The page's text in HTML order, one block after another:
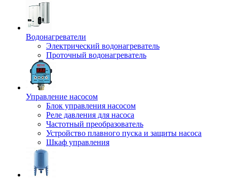
Водонагреватели
Электрический водонагреватель
Проточный водонагреватель
Управление насосом
Блок управления насосом
Реле давления для насоса
Частотный преобразователь
Устройство плавного пуска и защиты насоса
Шкаф управления